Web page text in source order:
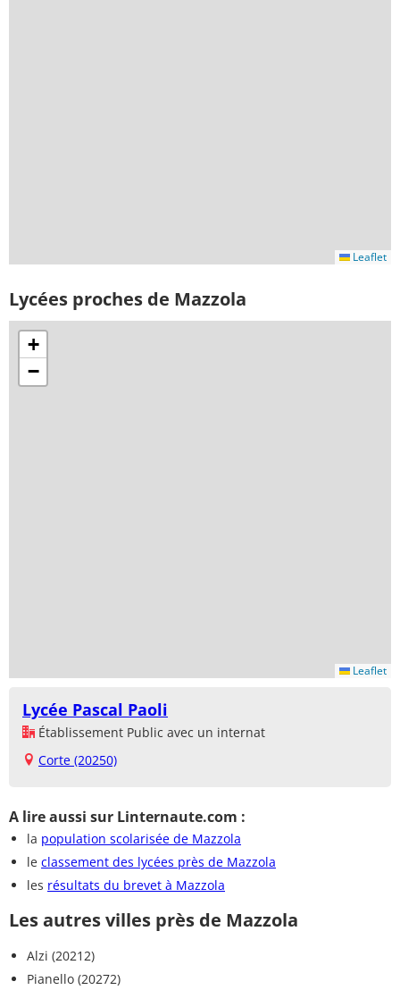
Leaflet
Lycées proches de Mazzola
+
−
Leaflet
Lycée Pascal Paoli
Établissement Public avec un internat
Corte (20250)
A lire aussi sur Linternaute.com :
la population scolarisée de Mazzola
le classement des lycées près de Mazzola
les résultats du brevet à Mazzola
Les autres villes près de Mazzola
Alzi (20212)
Pianello (20272)